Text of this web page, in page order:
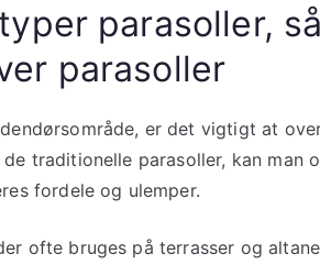
parasoller,
parasoller
er det vigtigt at
traditionelle parasoller, kan man
fordele og ulemper.
ofte bruges på terrasser og